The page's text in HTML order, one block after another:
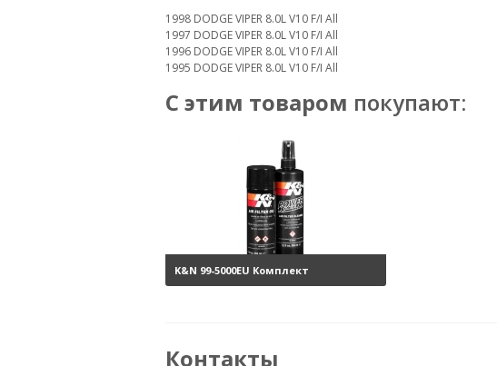
1998 DODGE VIPER 8.0L V10 F/I All
1997 DODGE VIPER 8.0L V10 F/I All
1996 DODGE VIPER 8.0L V10 F/I All
1995 DODGE VIPER 8.0L V10 F/I All
С этим товаром покупают:
K&N 99-5000EU Комплект
Контакты